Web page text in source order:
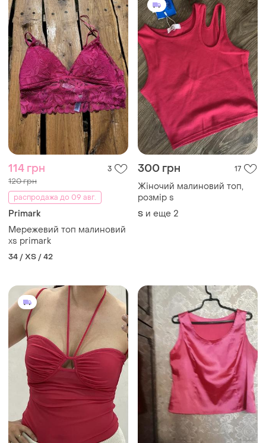
114 грн 3
120 грн
распродажа до 09 авг.
Primark
Мережевий топ малиновий
xs primark
34 / XS / 42
300 грн 17
Жіночий малиновий топ,
розмір s
S и еще 2